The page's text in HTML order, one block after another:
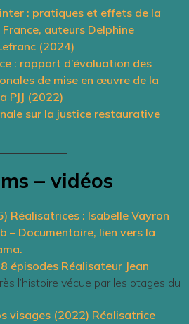
: pratiques et effets de la
auteurs Delphine
(2024)
: rapport d’évaluation des
de mise en œuvre de la
PJJ (2022)
sur la justice restaurative
– vidéos
Réalisatrices : Isabelle Vayron
– Documentaire, lien vers la
épisodes Réalisateur Jean
l’histoire vécue par les otages du
visages (2022) Réalisatrice